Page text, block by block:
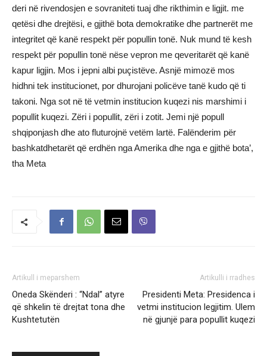
deri në rivendosjen e sovraniteti tuaj dhe rikthimin e ligjit. me
qetësi dhe drejtësi, e gjithë bota demokratike dhe partnerët me
integritet që kanë respekt për popullin tonë. Nuk mund të kesh
respekt për popullin tonë nëse vepron me qeveritarët që kanë
kapur ligjin. Mos i jepni albi puçistëve. Asnjë mimozë mos
hidhni tek institucionet, por dhurojani policëve tanë kudo që ti
takoni. Nga sot në të vetmin institucion kuqezi nis marshimi i
popullit kuqezi. Zëri i popullit, zëri i zotit. Jemi një popull
shqiponjash dhe ato fluturojnë vetëm lartë. Falënderim për
bashkatdhetarët që erdhën nga Amerika dhe nga e gjithë bota’,
tha Meta
Artikull i meparshem
Oneda Skënderi : “Ndal” atyre
që shkelin të drejtat tona dhe
Kushtetutën
Artikulli i rradhes
Presidenti Meta: Presidenca i
vetmi institucion legjitim. Ulem
në gjunjë para popullit kuqezi